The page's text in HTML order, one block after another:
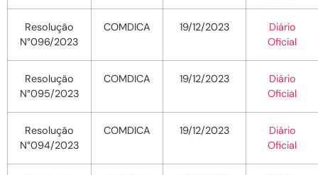
Resolução
N°096/2023
COMDICA 19/12/2023
Diário
Oficial
Resolução
N°095/2023
COMDICA 19/12/2023
Diário
Oficial
Resolução
N°094/2023
COMDICA 19/12/2023
Diário
Oficial